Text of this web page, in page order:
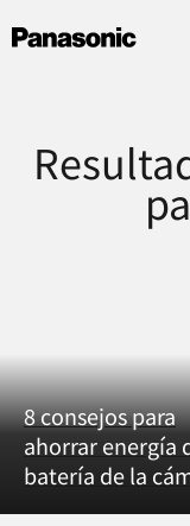
8 consejos para
ahorrar energía
batería de la